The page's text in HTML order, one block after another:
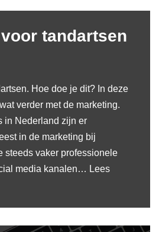
tandartsen
Hoe doe je dit? In deze
verder met de marketing.
in Nederland zijn er
in de marketing bij
steeds vaker professionele
media kanalen… Lees